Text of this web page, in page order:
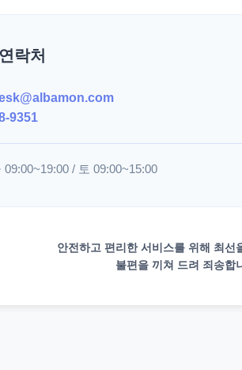
락처
9351
09:00~19:00 / 토 09:00~15:00
안전하고 편리한 서비스를 위해 최선
불편을 끼쳐 드려 죄송합